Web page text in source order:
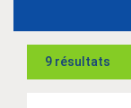
9 résultats